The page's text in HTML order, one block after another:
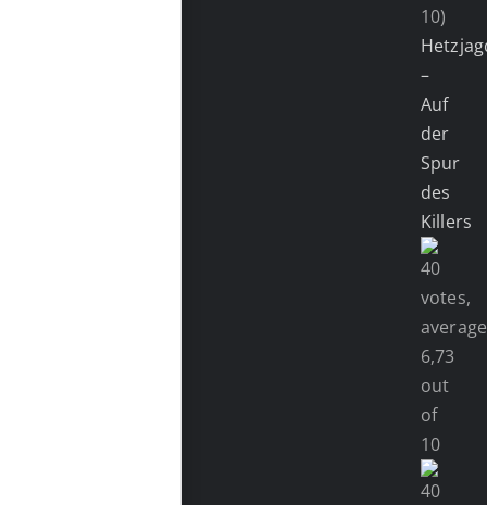
10)
–
Auf
der
Spur
des
Killers